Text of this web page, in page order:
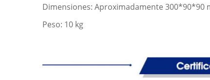
Dimensiones: Aproximadamente 300*90*90
Peso: 10 kg